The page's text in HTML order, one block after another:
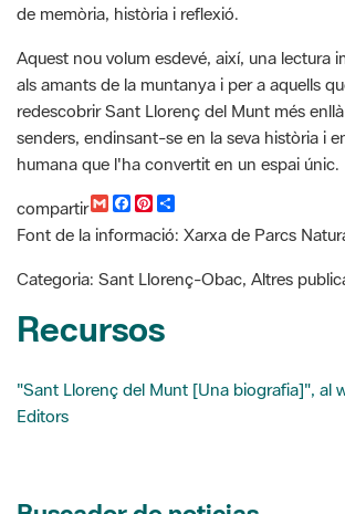
senders, endinsant-se en la seva història i
humana que l'ha convertit en un espai únic.
compartir
G
m
a
i
F
a
c
e
b
o
o
k
P
i
n
t
e
r
e
s
C
o
m
p
t
i
Font de la informació: Xarxa de Parcs
Categoria: Sant Llorenç-Obac, Altres
Recursos
Editors